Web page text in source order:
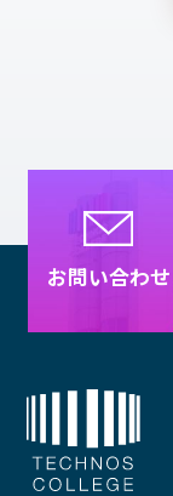
お問い合わせ